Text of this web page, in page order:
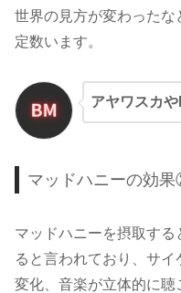
世界の見方が変わった
定数います。
アヤワスカ
マッドハニーの効
マッドハニーを摂取す
ると言われており、サ
変化、音楽が立体的に